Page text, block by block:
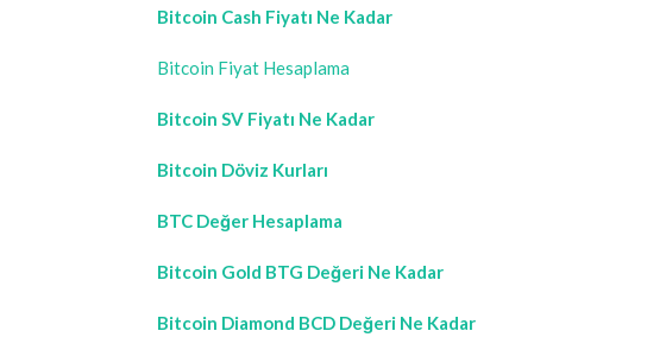
Bitcoin Cash Fiyatı Ne Kadar
Bitcoin Fiyat Hesaplama
Bitcoin SV Fiyatı Ne Kadar
Bitcoin Döviz Kurları
BTC Değer Hesaplama
Bitcoin Gold BTG Değeri Ne Kadar
Bitcoin Diamond BCD Değeri Ne Kadar